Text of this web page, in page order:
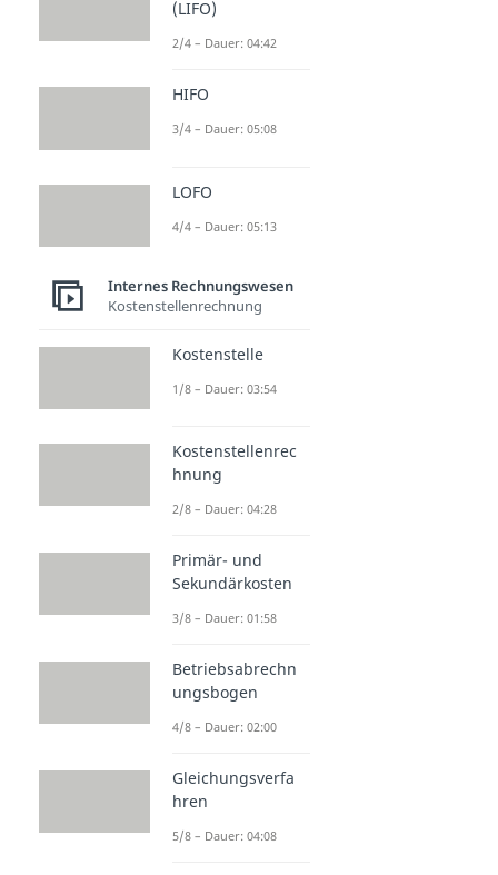
(LIFO)
2/4 – Dauer: 04:42
HIFO
3/4 – Dauer: 05:08
LOFO
4/4 – Dauer: 05:13
Internes Rechnungswesen
Kostenstellenrechnung
Kostenstelle
1/8 – Dauer: 03:54
Kostenstellenrec
hnung
2/8 – Dauer: 04:28
Primär- und
Sekundärkosten
3/8 – Dauer: 01:58
Betriebsabrechn
ungsbogen
4/8 – Dauer: 02:00
Gleichungsverfa
hren
5/8 – Dauer: 04:08